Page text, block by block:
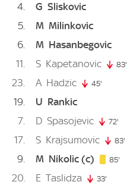
4
G Sliskovic
5
M Milinkovic
6
M Hasanbegovic
11
S Kapetanovic 83'
23 A Hadzic 45'
19 U Rankic
7
D Spasojevic 72'
17 S Krajsumovic 83'
9 M Nikolic (c) 85'
20 E Taslidza 33'